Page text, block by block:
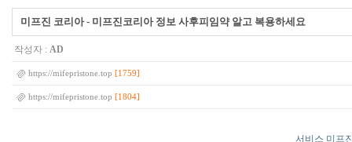
미프진 코리아 - 미프진코리아 정보 사후피임약 알고 복용하세요
작성자 : AD
https://mifepristone.top [1759]
https://mifepristone.top [1804]
서비스 미프